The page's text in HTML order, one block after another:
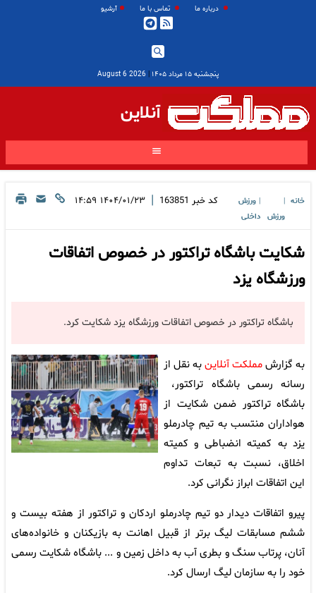
درباره ما تماس با ما آرشیو
پنجشنبه ۱۵ مرداد ۱۴۰۵ |
2026 August 6
آنلاین
خانه
ورزش
ورزش
داخلی
کد خبر 163851
| ۱۴۰۴/۰۱/۲۳ ۱۴:۵۹
شکایت باشگاه تراکتور در خصوص اتفاقات
ورزشگاه یزد
باشگاه تراکتور در خصوص اتفاقات ورزشگاه یزد شکایت کرد.
به گزارشمملکت آنلاینبه نقل از
رسانه رسمی باشگاه تراکتور،
باشگاه تراکتور ضمن شکایت از
هواداران منتسب به تیم چادرملو
یزد به کمیته انضباطی و‌ کمیته
اخلاق، نسبت به تبعات تداوم
این اتفاقات ابراز نگرانی کرد.
پیرو اتفاقات دیدار دو تیم چادرملو اردکان و تراکتور از هفته بیست و
ششم مسابقات لیگ برتر از قبیل اهانت به بازیکنان و خانواده‌های
آنان، پرتاب سنگ و بطری آب به داخل زمین و ... باشگاه شکایت رسمی
خود را به سازمان لیگ ارسال کرد.